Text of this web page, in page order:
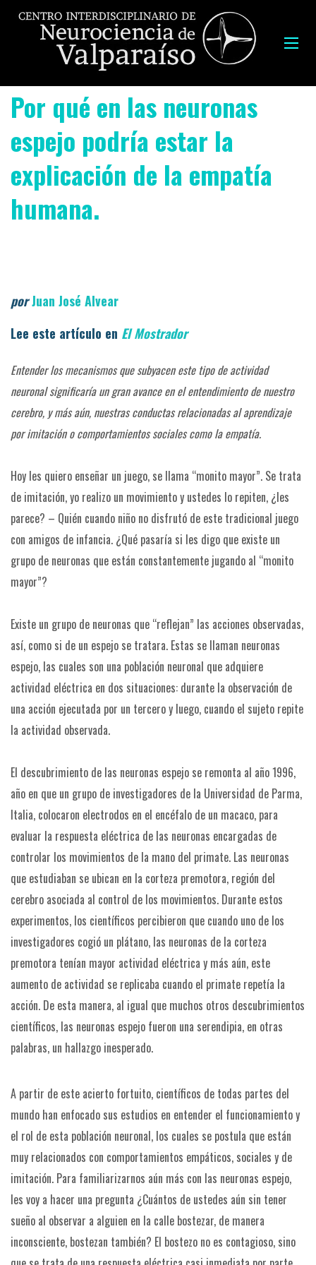
Por qué en las neuronas
espejo podría estar la
explicación de la empatía
humana.
porJuan José Alvear
Lee este artículo en El Mostrador
Entender los mecanismos que subyacen este tipo de actividad
neuronal significaría un gran avance en el entendimiento de nuestro
cerebro, y más aún, nuestras conductas relacionadas al aprendizaje
por imitación o comportamientos sociales como la empatía.
Hoy les quiero enseñar un juego, se llama “monito mayor”. Se trata
de imitación, yo realizo un movimiento y ustedes lo repiten, ¿les
parece? – Quién cuando niño no disfrutó de este tradicional juego
con amigos de infancia. ¿Qué pasaría si les digo que existe un
grupo de neuronas que están constantemente jugando al “monito
mayor”?
Existe un grupo de neuronas que “reflejan” las acciones observadas,
así, como si de un espejo se tratara. Estas se llaman neuronas
espejo, las cuales son una población neuronal que adquiere
actividad eléctrica en dos situaciones: durante la observación de
una acción ejecutada por un tercero y luego, cuando el sujeto repite
la actividad observada.
El descubrimiento de las neuronas espejo se remonta al año 1996,
año en que un grupo de investigadores de la Universidad de Parma,
Italia, colocaron electrodos en el encéfalo de un macaco, para
evaluar la respuesta eléctrica de las neuronas encargadas de
controlar los movimientos de la mano del primate. Las neuronas
que estudiaban se ubican en la corteza premotora, región del
cerebro asociada al control de los movimientos. Durante estos
experimentos, los científicos percibieron que cuando uno de los
investigadores cogió un plátano, las neuronas de la corteza
premotora tenían mayor actividad eléctrica y más aún, este
aumento de actividad se replicaba cuando el primate repetía la
acción. De esta manera, al igual que muchos otros descubrimientos
científicos, las neuronas espejo fueron una serendipia, en otras
palabras, un hallazgo inesperado.
A partir de este acierto fortuito, científicos de todas partes del
mundo han enfocado sus estudios en entender el funcionamiento y
el rol de esta población neuronal, los cuales se postula que están
muy relacionados con comportamientos empáticos, sociales y de
imitación. Para familiarizarnos aún más con las neuronas espejo,
les voy a hacer una pregunta ¿Cuántos de ustedes aún sin tener
sueño al observar a alguien en la calle bostezar, de manera
inconsciente, bostezan también? El bostezo no es contagioso, sino